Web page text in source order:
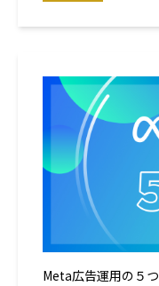
Meta広告運用の５